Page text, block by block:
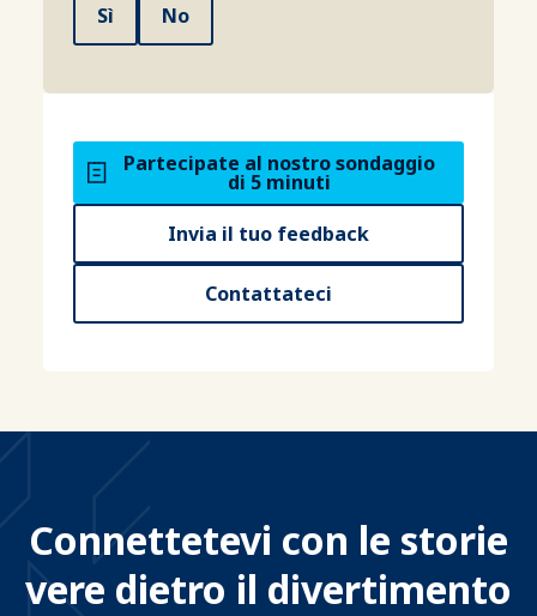
Sì No
Partecipate al nostro sondaggio
di 5 minuti
Invia il tuo feedback
Contattateci
Connettetevi con le storie
vere dietro il divertimento